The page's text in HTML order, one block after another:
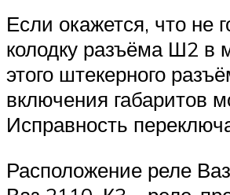
Если окажется, что не
колодку разъёма Ш2 в
этого штекерного
включения габаритов
Исправность
Расположение реле